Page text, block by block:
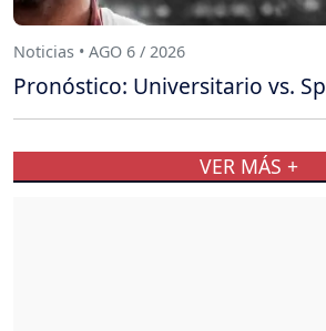
Noticias • AGO 6 / 2026
Pronóstico: Universitario vs.
VER MÁS +